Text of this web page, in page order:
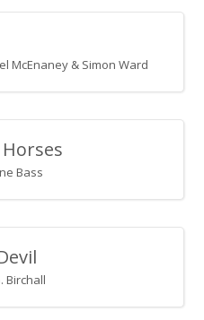
McEnaney & Simon Ward
Bass
Birchall